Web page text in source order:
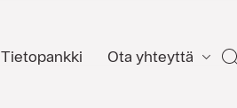
Tietopankki Ota yhteyttä